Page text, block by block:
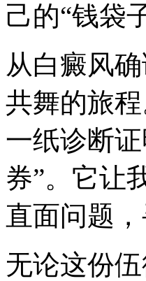
己的“钱袋
从白癜风
共舞的旅
一纸诊断
券”。它让
直面问题
无论这份